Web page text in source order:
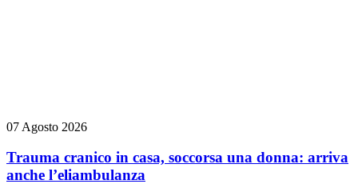
07 Agosto 2026
Trauma cranico in casa, soccorsa una donna: arriva
anche l’eliambulanza